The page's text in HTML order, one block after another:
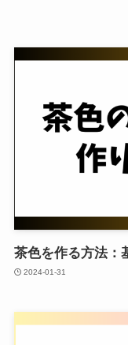
茶色を作る方法：
2024-01-31